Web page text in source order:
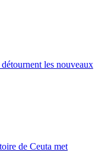
les nouveaux
de Ceuta met